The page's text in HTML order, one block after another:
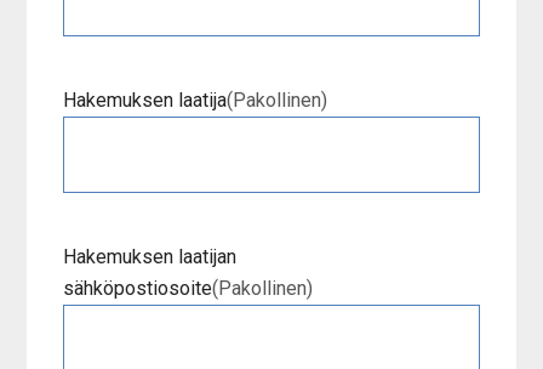
Hakemuksen laatija(Pakollinen)
Hakemuksen laatijan
sähköpostiosoite(Pakollinen)